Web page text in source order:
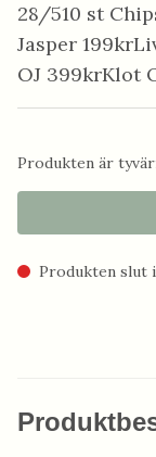
28/510 st
Jasper
OJ 399krKlot
Produkten är
Produkten slut